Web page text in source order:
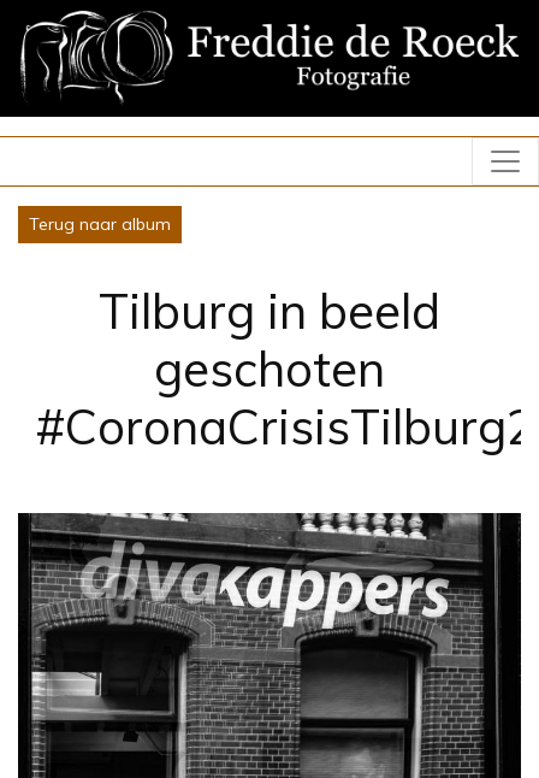
Terug naar album
Tilburg in beeld
geschoten